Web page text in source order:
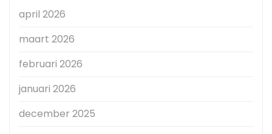
april 2026
maart 2026
februari 2026
januari 2026
december 2025